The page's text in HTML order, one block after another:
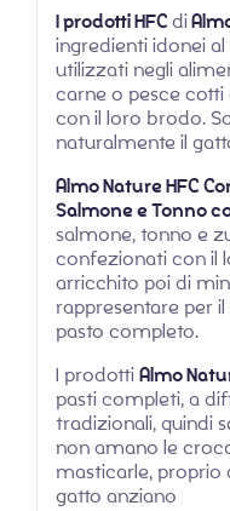
I prodotti HFCdi
ingredienti idonei
utilizzati negli
carne o pesce
con il loro brodo.
naturalmente il
Almo Nature HFC
Salmone e Tonno
salmone, tonno e
confezionati con il
arricchito poi di
rappresentare per
pasto completo.
I prodottiAlmo
pasti completi, a
tradizionali, quindi
non amano le
masticarle,
gatto anziano